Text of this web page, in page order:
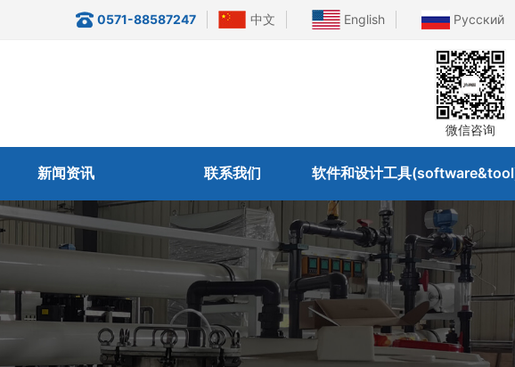
0571-88587247 中文 English Русский
微信咨询
新闻资讯 联系我们 软件和设计工具